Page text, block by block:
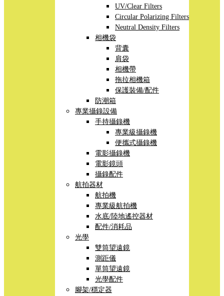
UV/Clear Filters
Circular Polarizing Filters
Neutral Density Filters
相機袋
背囊
肩袋
相機帶
拖拉相機箱
保護裝備/配件
防潮箱
專業攝錄設備
手持攝錄機
專業級攝錄機
便攜式攝錄機
電影攝錄機
電影鏡頭
攝錄配件
航拍器材
航拍機
專業級航拍機
水底/陸地遙控器材
配件/消耗品
光學
雙筒望遠鏡
測距儀
單筒望遠鏡
光學配件
腳架/穩定器